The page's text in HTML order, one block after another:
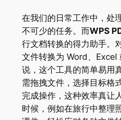
在我们的日常工作中，处
不可少的任务。而WPS
行文档转换的得力助手。
文件转换为 Word、Excel
说，这个工具的简单易用
需拖拽文件，选择目标格
完成操作，这种效率真让
时候，例如在旅行中整理